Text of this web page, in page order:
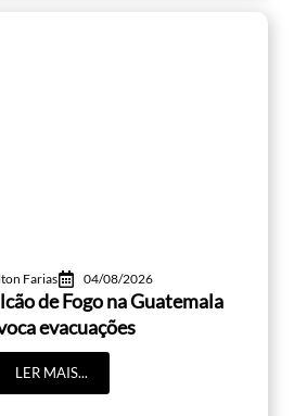
Farias 04/08/2026
de Fogo na Guatemala
evacuações
LER MAIS...